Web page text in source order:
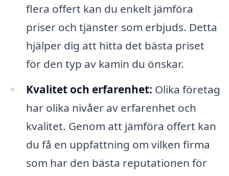
flera offert kan du enkelt jämföra
priser och tjänster som erbjuds. Detta
hjälper dig att hitta det bästa priset
för den typ av kamin du önskar.
Kvalitet och erfarenhet: Olika företag
har olika nivåer av erfarenhet och
kvalitet. Genom att jämföra offert kan
du få en uppfattning om vilken firma
som har den bästa reputationen för